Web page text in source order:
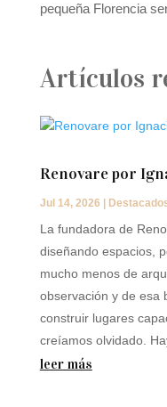
pequeña Florencia
Artículos
Renovare por
Jul 14, 2026
La fundadora de
diseñando espacios,
mucho menos de
observación y de esa
construir lugares
creíamos olvidado.
leer más